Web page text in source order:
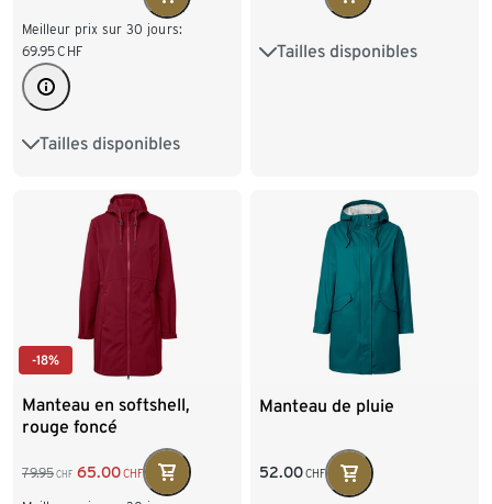
Meilleur prix sur 30 jours:
69.95CHF
Tailles disponibles
34 36 38 40
46
Tailles disponibles
34 36 38 40
-18%
Manteau en softshell,
rouge foncé
79.95 CHF 65.00CHF
Manteau de pluie
52.00CHF